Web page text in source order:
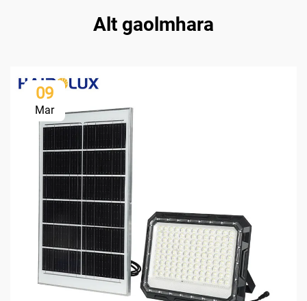
Alt gaolmhara
09
Mar